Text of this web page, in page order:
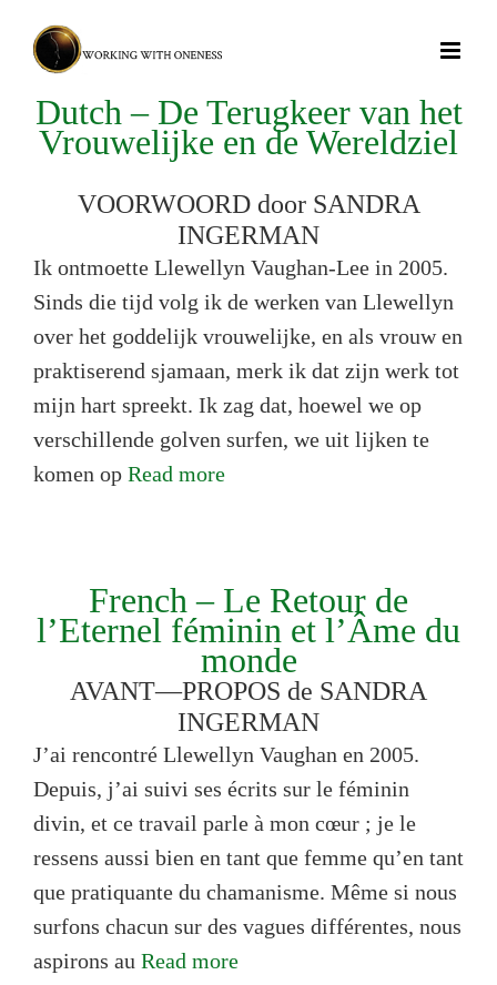
content
Dutch – De Terugkeer van het
Vrouwelijke en de Wereldziel
VOORWOORD door SANDRA
INGERMAN
Ik ontmoette Llewellyn Vaughan-Lee in 2005.
Sinds die tijd volg ik de werken van Llewellyn
over het goddelijk vrouwelijke, en als vrouw en
praktiserend sjamaan, merk ik dat zijn werk tot
mijn hart spreekt. Ik zag dat, hoewel we op
verschillende golven surfen, we uit lijken te
komen op Read more
French – Le Retour de
l’Eternel féminin et l’Âme du
monde
AVANT—PROPOS de SANDRA
INGERMAN
J’ai rencontré Llewellyn Vaughan en 2005.
Depuis, j’ai suivi ses écrits sur le féminin
divin, et ce travail parle à mon cœur ; je le
ressens aussi bien en tant que femme qu’en tant
que pratiquante du chamanisme. Même si nous
surfons chacun sur des vagues différentes, nous
aspirons au Read more